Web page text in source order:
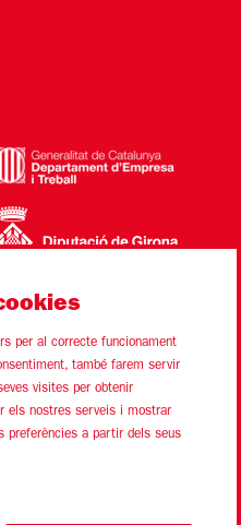
de Cookies Contacte
per al correcte funcionament
també farem servir
visites per obtenir
els nostres serveis i mostrar
preferències a partir dels seus